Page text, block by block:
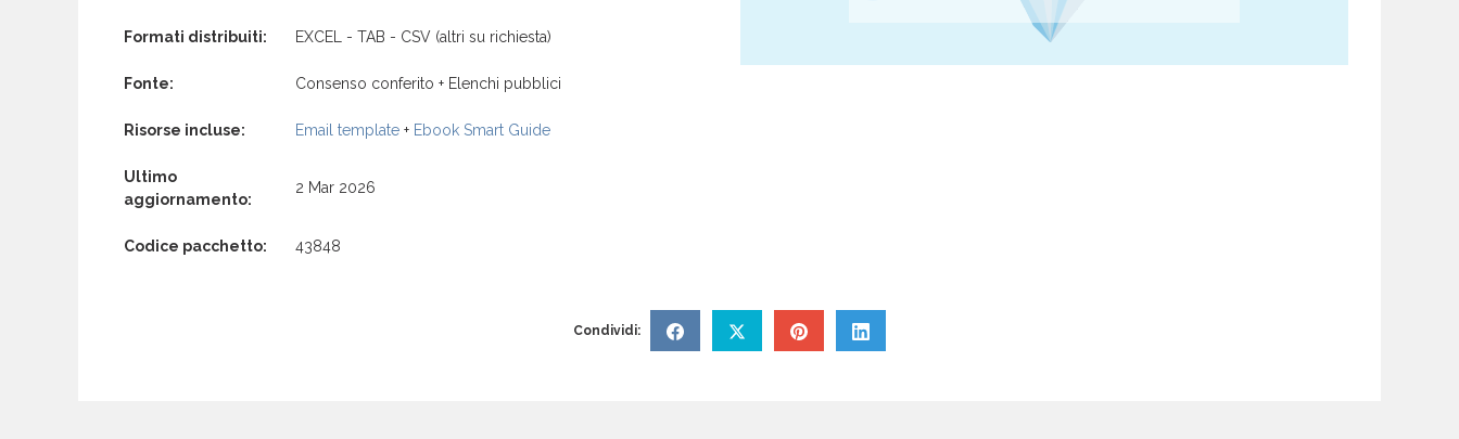
Formati distribuiti: EXCEL - TAB - CSV (altri su richiesta)
Fonte: Consenso conferito + Elenchi pubblici
Risorse incluse: Email template + Ebook Smart Guide
Ultimo
aggiornamento:
2 Mar 2026
Codice pacchetto: 43848
Condividi: